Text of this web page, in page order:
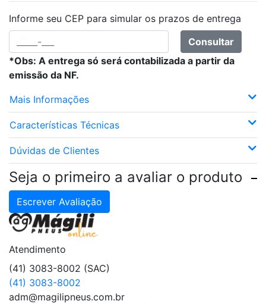
Informe seu CEP para simular os prazos de entrega
Consultar
*Obs: A entrega só será contabilizada a partir da
emissão da NF.
Mais Informações
Características Técnicas
Dúvidas de Clientes
Seja o primeiro a avaliar o produto
Escrever Avaliação
Atendimento
(41) 3083-8002 (SAC)
(41) 3083-8002
adm@magilipneus.com.br